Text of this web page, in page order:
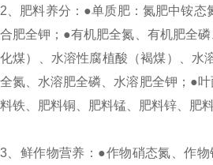
2、肥料养分：●单质肥：氮肥中铵
合肥全钾；●有机肥全氮、有机肥全
化煤）、水溶性腐植酸（褐煤）、水
全氮、水溶肥全磷、水溶肥全钾；●
料铁、肥料铜、肥料锰、肥料锌、肥
3、鲜作物营养：●作物硝态氮、作